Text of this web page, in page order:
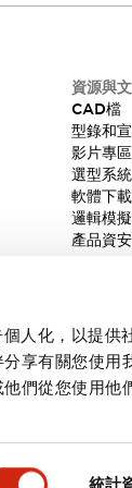
人化，以提供
享有關您使
們從您使用他
統計
資源與
CAD檔
型錄和
影片專區
選型系統
軟體下載
邏輯模
產品資